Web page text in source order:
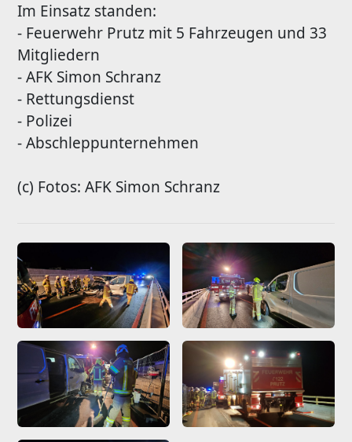
Im Einsatz standen:
- Feuerwehr Prutz mit 5 Fahrzeugen und 33
Mitgliedern
- AFK Simon Schranz
- Rettungsdienst
- Polizei
- Abschleppunternehmen
(c) Fotos: AFK Simon Schranz